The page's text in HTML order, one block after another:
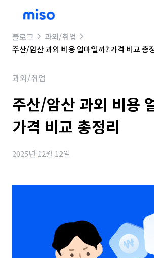
블로그
과외/취업
주산/암산 과외 비용 얼마일까? 가격 비교 총
과외/취업
주산/암산 과외 비용
가격 비교 총정리
2025년 12월 12일